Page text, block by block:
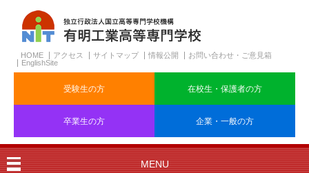
HOME アクセス サイトマップ 情報公開
お問い合わせ・ご意見箱
EnglishSite
受験生の方 在校生・保護者の方
卒業生の方 企業・一般の方
MENU